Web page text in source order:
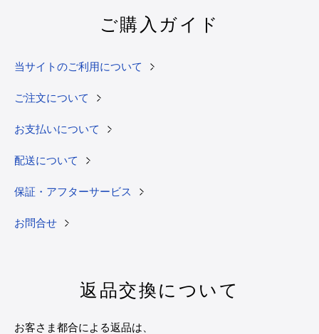
ご購入ガイド
当サイトのご利用について
ご注文について
お支払いについて
配送について
保証・アフターサービス
お問合せ
返品交換について
お客さま都合による返品は、